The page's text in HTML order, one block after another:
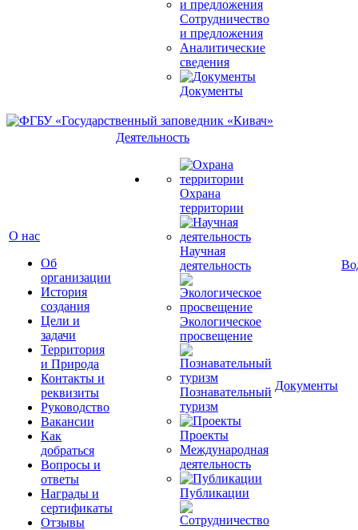
Сотрудничество
и предложения
Аналитические
сведения
Документы
О нас
Об
организации
История
создания
Цели и
задачи
Территория
и Природа
Контакты и
реквизиты
Руководство
Вакансии
Как
добраться
Вопросы и
ответы
Награды и
сертификаты
Отзывы
Деятельность
Охрана
территории
Научная
деятельность
Экологическое
просвещение
Познавательный
туризм
Проекты
Международная
деятельность
Публикации
Документы